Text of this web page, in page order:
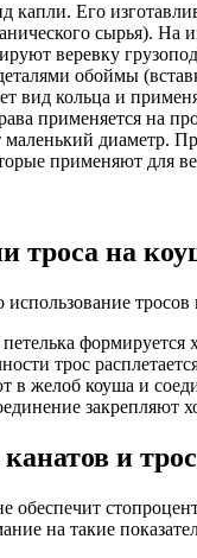
капли. Его
сырья). На
веревку
обоймы
вид кольца и
применяется на
маленький диаметр.
применяют для
троса на
использование
формируется
трос
в желоб коуша и
закрепляют
и
обеспечит
на такие